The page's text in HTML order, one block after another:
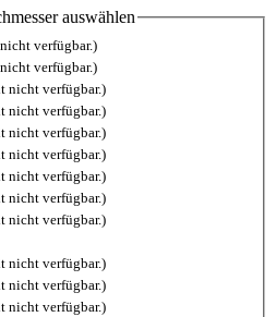
auswählen
verfügbar.)
verfügbar.)
nicht verfügbar.)
nicht verfügbar.)
nicht verfügbar.)
nicht verfügbar.)
nicht verfügbar.)
nicht verfügbar.)
nicht verfügbar.)
nicht verfügbar.)
nicht verfügbar.)
nicht verfügbar.)